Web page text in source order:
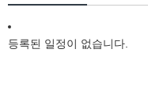
등록된 일정이 없습니다.